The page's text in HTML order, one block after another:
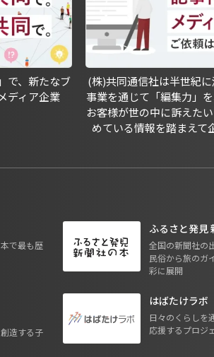
で、新たなブ
ディア企業
(株)共同通信社は半世紀
事業を通じて「編集力」を
お客様が世の中に訴えた
めている情報を踏まえて
で最も歴
ふるさと発見
全国の新聞社の
民俗から旅のガ
彩に展開
造する子
はばたけラボ
日々のくらしを
応援するプロジ